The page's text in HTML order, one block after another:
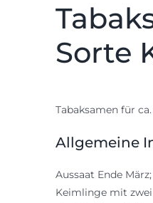
Sorte
Tabaksamen für
Allgemeine
Aussaat Ende
Keimlinge mit